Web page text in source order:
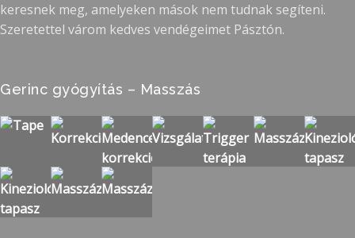
keresnek meg, amelyeken mások nem tudnak segíteni.
Szeretettel várom kedves vendégeimet Pásztón.
Gerinc gyógyítás – Masszás